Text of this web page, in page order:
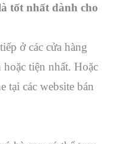
tốt nhất dành cho
ở các cửa hàng
tiện nhất. Hoặc
tại các website bán